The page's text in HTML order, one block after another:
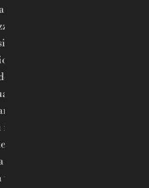
di Napoli, mentre studia
più conosciuti al mondo. Si
dal titolo “Un linguaggio
attive sul campo (vive a
crossover interculturale
attualmente parlata in
questo periodo Laura ha
esponenti della scena
perfettamente. Musicisti del
una delle loro voci
il Concorso WinJazz con la